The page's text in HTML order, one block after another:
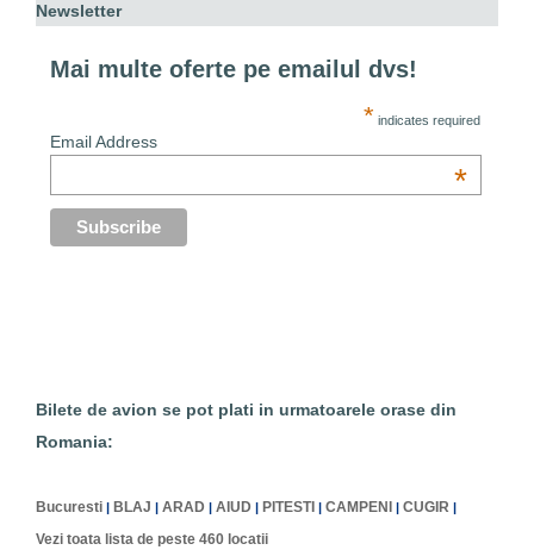
Newsletter
Mai multe oferte pe emailul dvs!
* indicates required
Email Address
*
Bilete de avion se pot plati in urmatoarele orase din
Romania:
Bucuresti BLAJ |ARAD |AIUD PITESTI |CAMPENI |CUGIR
Vezi toata lista de peste 460 locatii